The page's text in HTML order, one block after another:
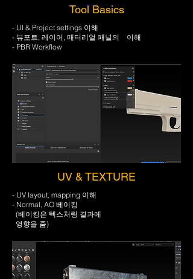
Tool Basics
- UI & Project settings 이해
- 뷰포트, 레이어, 매터리얼 패널의 이해
- PBR Workflow
UV & TEXTURE
- UV layout, mapping 이해
- Normal, AO 베이킹
(베이킹은 텍스처링 결과에
영향을 줌)